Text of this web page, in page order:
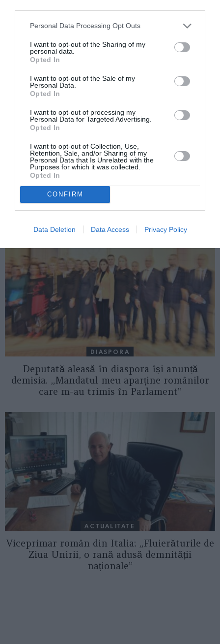
Personal Data Processing Opt Outs
I want to opt-out of the Sharing of my
personal data.
Opted In
I want to opt-out of the Sale of my
Personal Data.
Opted In
I want to opt-out of processing my
Personal Data for Targeted Advertising.
Opted In
I want to opt-out of Collection, Use,
Retention, Sale, and/or Sharing of my
Personal Data that Is Unrelated with the
Purposes for which it was collected.
Opted In
CONFIRM
Data Deletion Data Access Privacy Policy
„Pentru românii din diaspora care se întorc”
Articolul anterior
crescut cu 44%, prețuri absurde la
combustibili și alimente
Următorul articol
Consulate itinerante la Reggio Calabria și
Cosenza, vor fi efectuate următoarele
servicii consulare
AȚI PUTEA DORI DE
ASEMENEA
DIASPORA
Deputată aleasă în diaspora își anunță
demisia. „Mandatul meu aparține românilor
care m-au trimis în Parlament”
ACTUALITATE
Viceprimar român din Italia: „Fluierăturile de
Ziua Unirii, o rană adusă demnității
naționale”